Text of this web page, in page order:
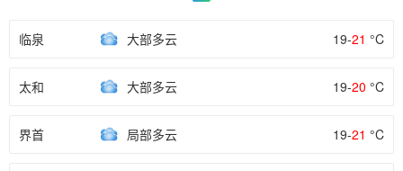
临泉 大部多云 19-21 °C
太和 大部多云 19-20 °C
界首 局部多云 19-21 °C